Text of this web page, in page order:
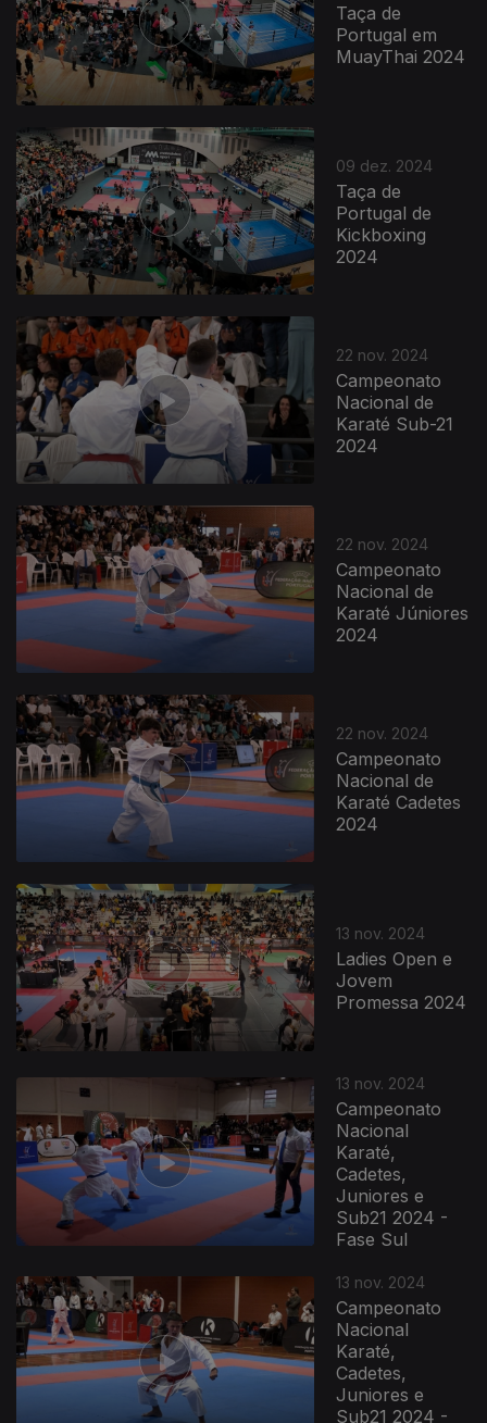
Taça de
Portugal em
MuayThai 2024
09 dez. 2024
Taça de
Portugal de
Kickboxing
2024
22 nov. 2024
Campeonato
Nacional de
Karaté Sub-21
2024
22 nov. 2024
Campeonato
Nacional de
Karaté Júniores
2024
22 nov. 2024
Campeonato
Nacional de
Karaté Cadetes
2024
13 nov. 2024
Ladies Open e
Jovem
Promessa 2024
13 nov. 2024
Campeonato
Nacional
Karaté,
Cadetes,
Juniores e
Sub21 2024 -
Fase Sul
13 nov. 2024
Campeonato
Nacional
Karaté,
Cadetes,
Juniores e
Sub21 2024 -